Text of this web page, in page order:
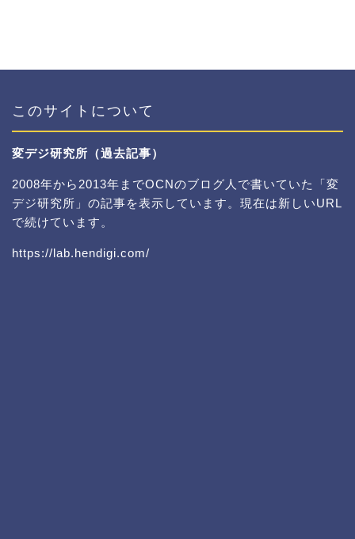
このサイトについて
変デジ研究所（過去記事）
2008年から2013年までOCNのブログ人で書いていた「変
デジ研究所」の記事を表示しています。現在は新しいURL
で続けています。
https://lab.hendigi.com/